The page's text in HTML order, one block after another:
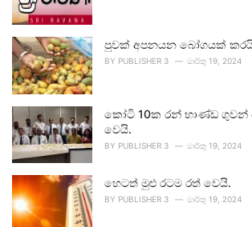
පුවක් අපනයන බෝගයක්
BY PUBLISHER 3 මාර්තු 19, 2024
කෝටි 10ක රන් භාණ්ඩ
වෙයි.
BY PUBLISHER 3 මාර්තු 19, 2024
හෙටත් මුළු රටම රත් වෙයි.
BY PUBLISHER 3 මාර්තු 19, 2024